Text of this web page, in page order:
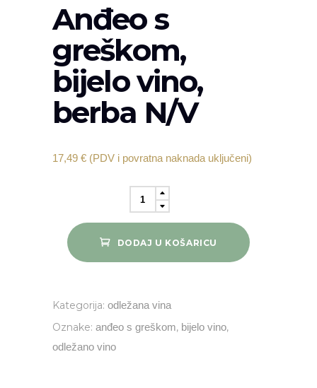
Anđeo s
greškom,
bijelo vino,
berba N/V
17,49 € (PDV i povratna naknada uključeni)
Anđeo
s
N/V
quantity
DODAJ U KOŠARICU
Kategorija: odležana vina
Oznake: anđeo s greškom, bijelo vino,
odležano vino